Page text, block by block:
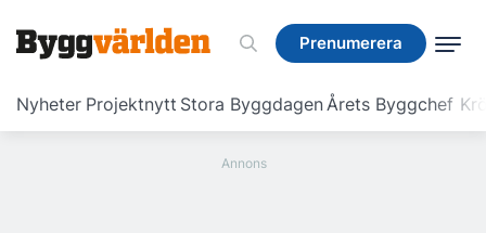
Prenumerera
Nyheter Projektnytt Stora ByggdagenÅrets Byggchef
Prenumerera